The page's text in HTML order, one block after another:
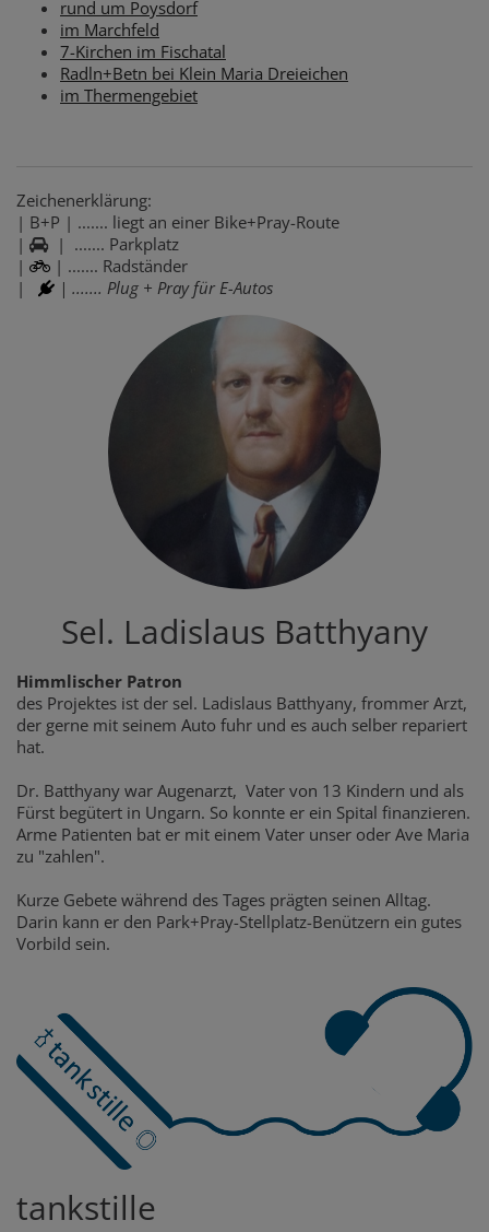
rund um Poysdorf
im Marchfeld
7-Kirchen im Fischatal
Radln+Betn bei Klein Maria Dreieichen
im Thermengebiet
Zeichenerklärung:
| B+P | ....... liegt an einer Bike+Pray-Route
|
| ....... Parkplatz
|
| ....... Radständer
|
| ....... Plug + Pray für E-Autos
Sel. Ladislaus Batthyany
Himmlischer Patron
des Projektes ist der sel. Ladislaus Batthyany, frommer Arzt,
der gerne mit seinem Auto fuhr und es auch selber repariert
hat.
Dr. Batthyany war Augenarzt, Vater von 13 Kindern und als
Fürst begütert in Ungarn. So konnte er ein Spital finanzieren.
Arme Patienten bat er mit einem Vater unser oder Ave Maria
zu "zahlen".
Kurze Gebete während des Tages prägten seinen Alltag.
Darin kann er den Park+Pray-Stellplatz-Benützern ein gutes
Vorbild sein.
tankstille